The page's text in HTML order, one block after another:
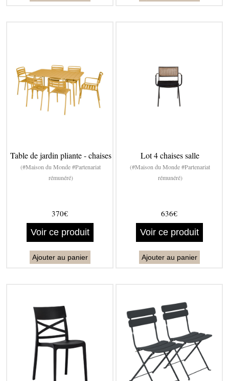
Table de jardin pliante - chaises
(#Maison du Monde #Partenariat
rémunéré)
370€
Voir ce produit
Ajouter au panier
Lot 4 chaises salle
(#Maison du Monde #Partenariat
rémunéré)
636€
Voir ce produit
Ajouter au panier